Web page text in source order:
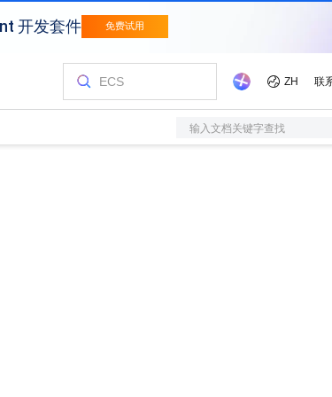
输入文档关键字查找